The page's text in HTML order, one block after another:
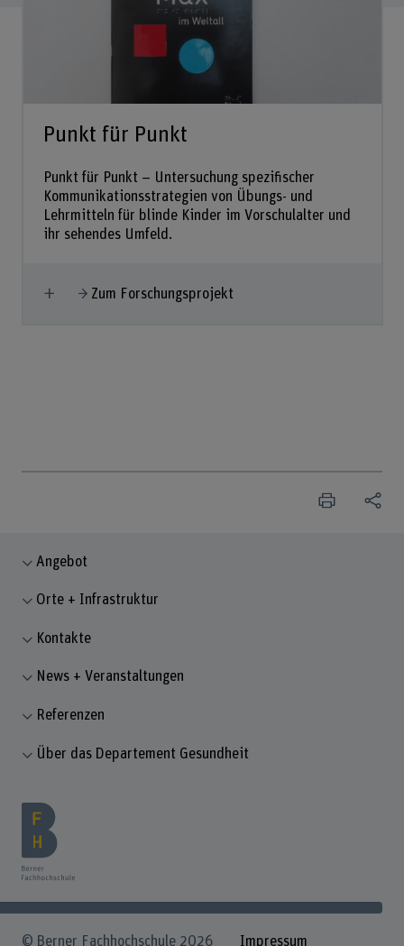
Punkt für Punkt
Punkt für Punkt – Untersuchung spezifischer
Kommunikationsstrategien von Übungs- und
Lehrmitteln für blinde Kinder im Vorschulalter und
ihr sehendes Umfeld.
Mehr anzeigen
Zum Forschungsprojekt
Angebot
Orte + Infrastruktur
Kontakte
News + Veranstaltungen
Referenzen
Über das Departement Gesundheit
© Berner Fachhochschule 2026 Impressum